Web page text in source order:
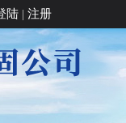
陆 | 注册